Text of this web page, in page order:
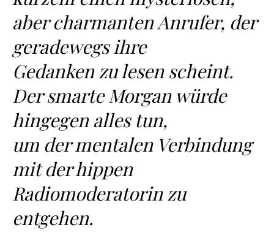
aber charmanten Anrufer, der
geradewegs ihre
Gedanken zu lesen scheint.
Der smarte Morgan würde
hingegen alles tun,
um der mentalen Verbindung
mit der hippen
Radiomoderatorin zu
entgehen.